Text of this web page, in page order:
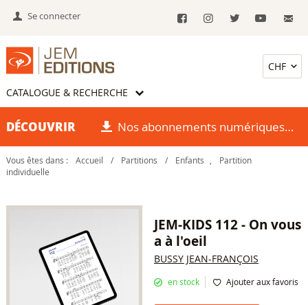
Se connecter
CATALOGUE & RECHERCHE
DÉCOUVRIR Nos abonnements numériques
Vous êtes dans : Accueil / Partitions / Enfants
Partition
individuelle
JEM-KIDS 112 - On vous
a à l'oeil
BUSSY JEAN-FRANÇOIS
en stock Ajouter aux favoris